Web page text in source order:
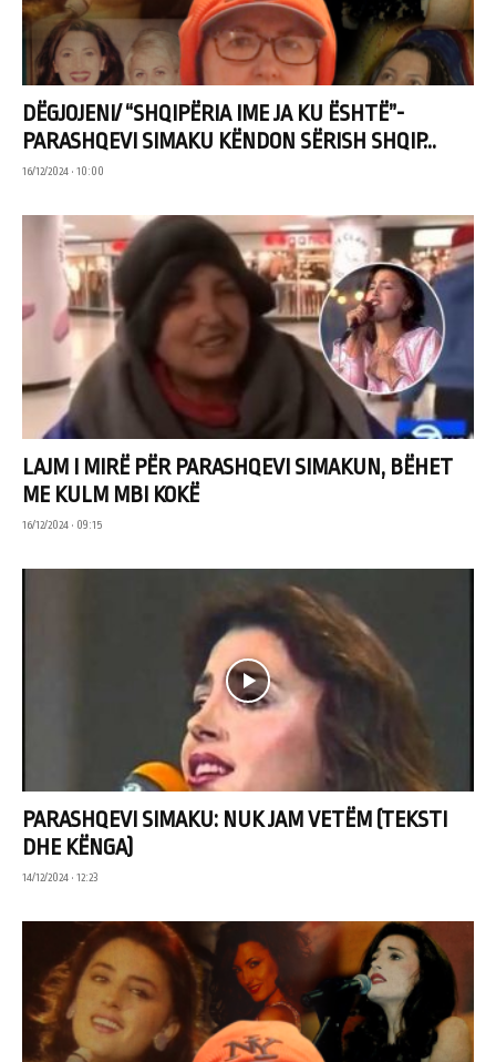
DËGJOJENI/ “SHQIPËRIA IME JA KU ËSHTË”-
PARASHQEVI SIMAKU KËNDON SËRISH SHQIP...
16/12/2024 • 10:00
LAJM I MIRË PËR PARASHQEVI SIMAKUN, BËHET
ME KULM MBI KOKË
16/12/2024 • 09:15
PARASHQEVI SIMAKU: NUK JAM VETËM (TEKSTI
DHE KËNGA)
14/12/2024 • 12:23